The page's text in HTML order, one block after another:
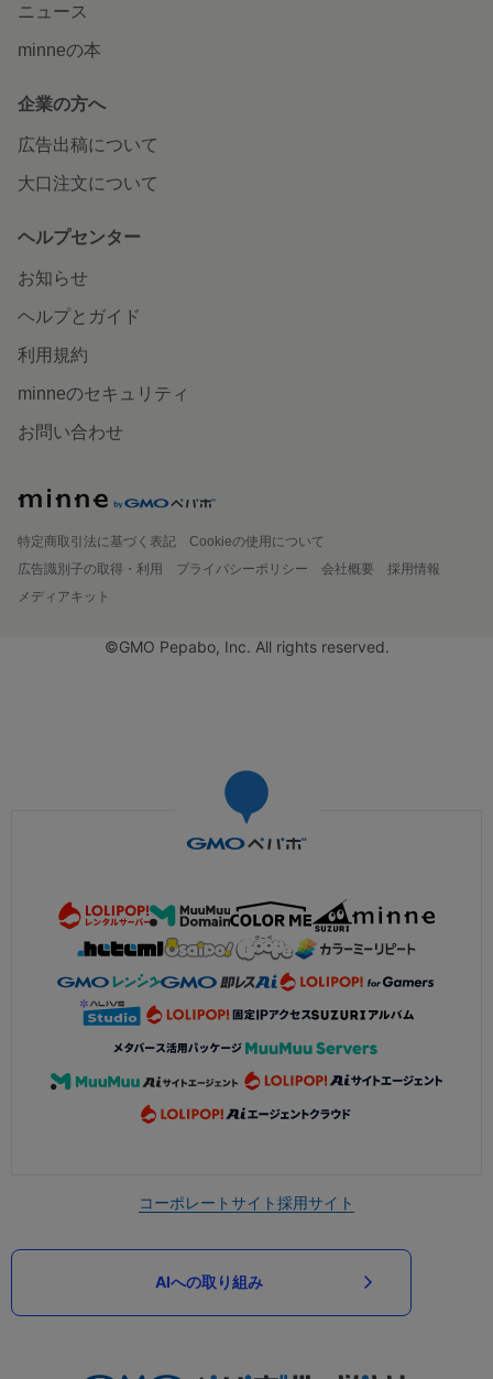
ニュース
minneの本
企業の方へ
広告出稿について
大口注文について
ヘルプセンター
お知らせ
ヘルプとガイド
利用規約
minneのセキュリティ
お問い合わせ
特定商取引法に基づく表記
Cookieの使用について
広告識別子の取得・利用
プライバシーポリシー 会社概要
採用情報
メディアキット
©GMO Pepabo, Inc. All rights reserved.
コーポレートサイト採用サイト
AIへの取り組み